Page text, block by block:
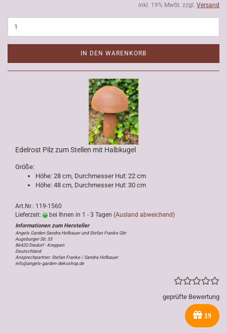
inkl. 19% MwSt. zzgl. Versand
IN DEN WARENKORB
Edelrost Pilz zum Stellen mit Halbkugel
Größe:
Höhe: 28 cm, Durchmesser Hut: 22 cm
Höhe: 48 cm, Durchmesser Hut: 30 cm
Art.Nr.: 119-1560
Lieferzeit:
bei Ihnen in 1 - 3 Tagen (Ausland abweichend)
Angels Garden Sandra Hofbauer und Stefan Franke Gbr
Augsburger Str. 33
86420 Diedorf - Kreppen
Deutschland
Ansprechpartner: Stefan Franke / Sandra Hofbauer
info@angels-garden-dekoshop.de
geprüfte Bewertung
19